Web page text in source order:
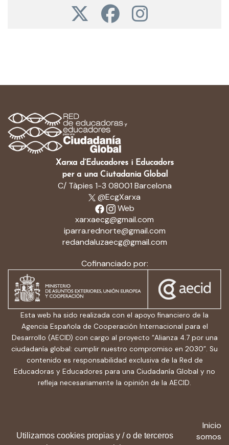
Utilizamos cookies propias y / o de terceros
Xarxa d’Educadores i Educadors
per a una Ciutadania Global
C/ Tàpies 1-3 08001 Barcelona
@EcgXarxa
Web
xarxaecg@gmail.com
iparra.rednorte@gmail.com
redandaluzaecg@gmail.com
Cofinanciado por:
Esta web ha sido realizada con el apoyo financiero de la
Agencia Española de Cooperación Internacional para el
Desarrollo (AECID) con cargo al proyecto “Alianza 4.7 por una
ciudadanía global: cumplir nuestro compromiso en 2030”. Su
contenido es responsabilidad exclusiva de la Red de
Educadoras y Educadores para una Ciudadanía Global y no
refleja necesariamente la opinión de la AECID.
Inicio
Quiénes somos